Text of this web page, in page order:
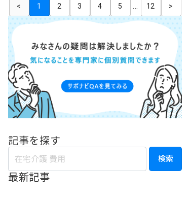
< 1 2 3 4 5 12 >
記事を探す
検索
最新記事